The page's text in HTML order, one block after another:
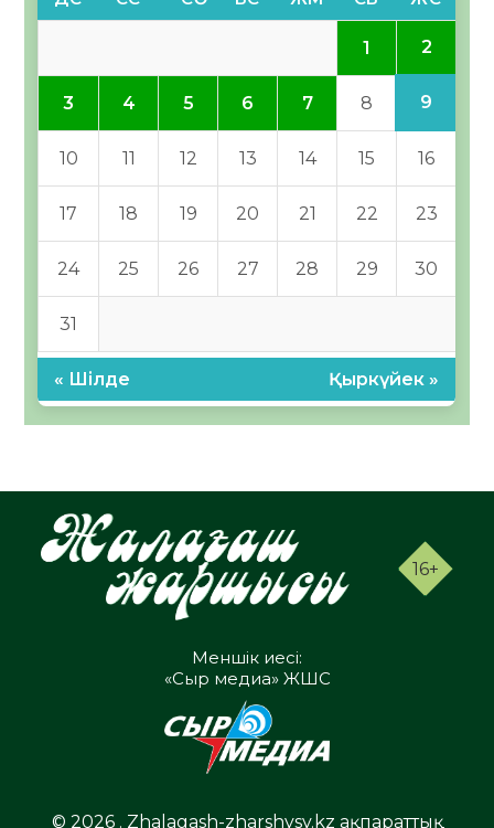
1 2
3 4 5 6 7 8 9
10 11 12 13 14 15 16
17 18 19 20 21 22 23
24 25 26 27 28 29 30
31
« Шілде Қыркүйек »
16+
Меншік иесі:
«Сыр медиа» ЖШС
© 2026 . Zhalagash-zharshysy.kz ақпараттық